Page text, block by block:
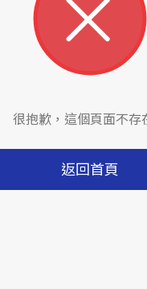
很抱歉，這個頁面不存
返回首頁